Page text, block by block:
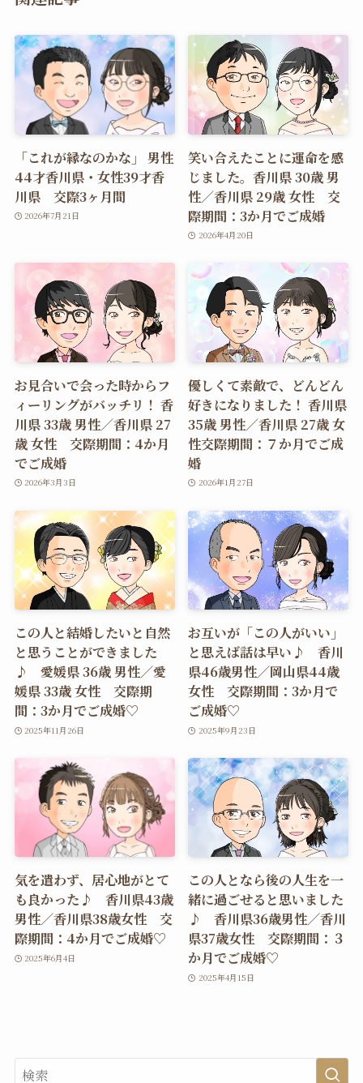
「これが縁なのかな」 男性
44才香川県・女性39才香
川県 交際3ヶ月間
2026年7月21日
笑い合えたことに運命を感
じました。香川県 30歳 男
性／香川県 29歳 女性 交
際期間：3か月でご成婚
2026年4月20日
お見合いで会った時からフ
ィーリングがバッチリ！ 香
川県 33歳 男性／香川県 27
歳 女性 交際期間：4か月
でご成婚
2026年3月3日
優しくて素敵で、どんどん
好きになりました！ 香川県
35歳 男性／香川県 27歳 女
性交際期間：７か月でご成
婚
2026年1月27日
この人と結婚したいと自然
と思うことができました
♪ 愛媛県 36歳 男性／愛
媛県 33歳 女性 交際期
間：3か月でご成婚♡
2025年11月26日
お互いが「この人がいい」
と思えば話は早い♪ 香川
県46歳男性／岡山県44歳
女性 交際期間：3か月で
ご成婚♡
2025年9月23日
気を遣わず、居心地がとて
も良かった♪ 香川県43歳
男性／香川県38歳女性 交
際期間：4か月でご成婚♡
2025年6月4日
この人となら後の人生を一
緒に過ごせると思いました
♪ 香川県36歳男性／香川
県37歳女性 交際期間：３
か月でご成婚♡
2025年4月15日